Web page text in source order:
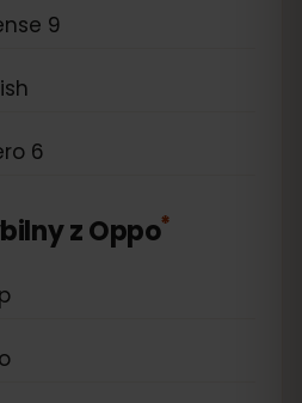
9
6
zOppo*